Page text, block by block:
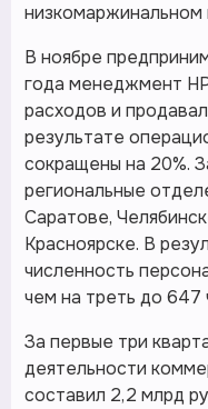
низкомаржинальном
В ноябре
года менеджмент
расходов и
результате
сокращены на 20%.
региональные
Саратове,
Красноярске. В
численность
чем на треть до 647
За первые три
деятельности
составил 2,2 млрд